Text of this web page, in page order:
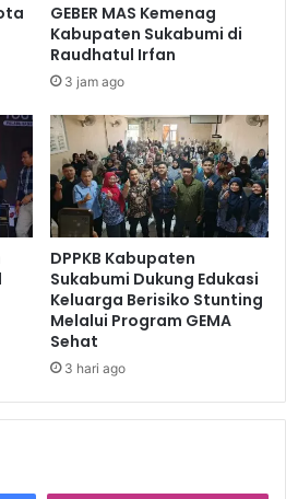
GEBER MAS Kemenag
Kabupaten Sukabumi di
Raudhatul Irfan
3 jam ago
DPPKB Kabupaten
Sukabumi Dukung Edukasi
Keluarga Berisiko Stunting
Melalui Program GEMA
Sehat
3 hari ago